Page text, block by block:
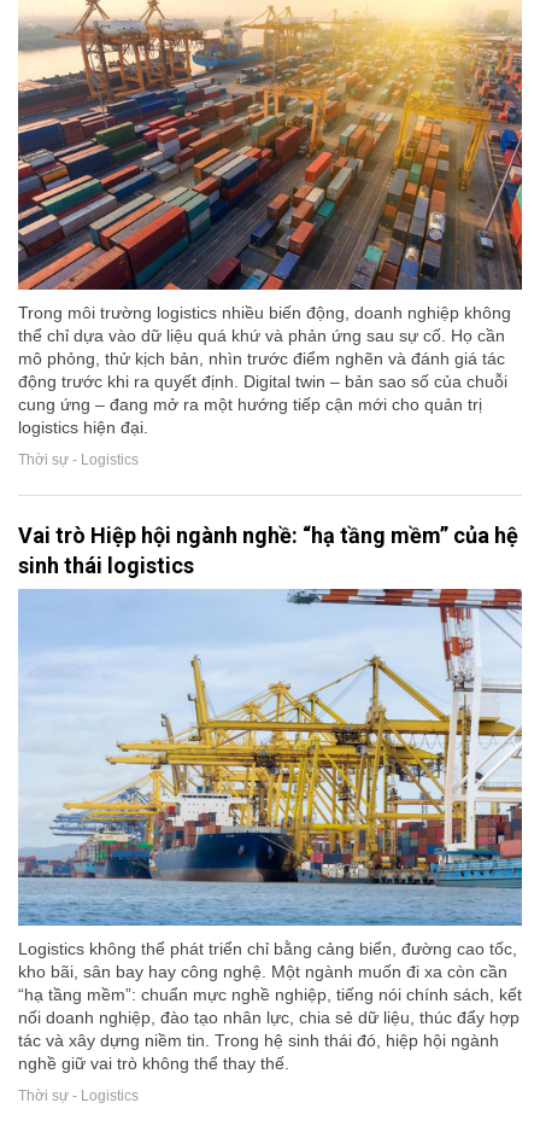
Trong môi trường logistics nhiều biến động, doanh nghiệp không
thể chỉ dựa vào dữ liệu quá khứ và phản ứng sau sự cố. Họ cần
mô phỏng, thử kịch bản, nhìn trước điểm nghẽn và đánh giá tác
động trước khi ra quyết định. Digital twin – bản sao số của chuỗi
cung ứng – đang mở ra một hướng tiếp cận mới cho quản trị
logistics hiện đại.
Thời sự - Logistics
Vai trò Hiệp hội ngành nghề: “hạ tầng mềm” của hệ
sinh thái logistics
Logistics không thể phát triển chỉ bằng cảng biển, đường cao tốc,
kho bãi, sân bay hay công nghệ. Một ngành muốn đi xa còn cần
“hạ tầng mềm”: chuẩn mực nghề nghiệp, tiếng nói chính sách, kết
nối doanh nghiệp, đào tạo nhân lực, chia sẻ dữ liệu, thúc đẩy hợp
tác và xây dựng niềm tin. Trong hệ sinh thái đó, hiệp hội ngành
nghề giữ vai trò không thể thay thế.
Thời sự - Logistics